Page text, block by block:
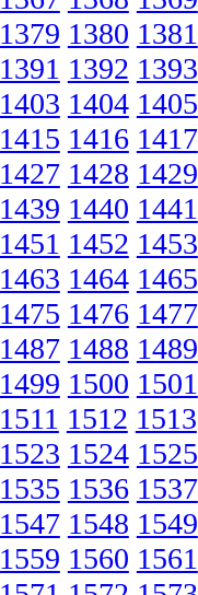
1379 1380 1381
1391 1392 1393
1403 1404 1405
1415 1416 1417
1427 1428 1429
1439 1440 1441
1451 1452 1453
1463 1464 1465
1475 1476 1477
1487 1488 1489
1499 1500 1501
1511 1512 1513
1523 1524 1525
1535 1536 1537
1547 1548 1549
1559 1560 1561